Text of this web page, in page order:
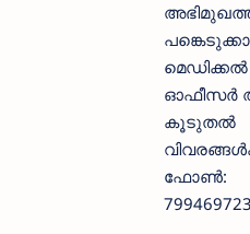
മെഡിക്കല്‍
ഓഫീസര്‍
കൂടുതല്‍
ഫോണ്‍: